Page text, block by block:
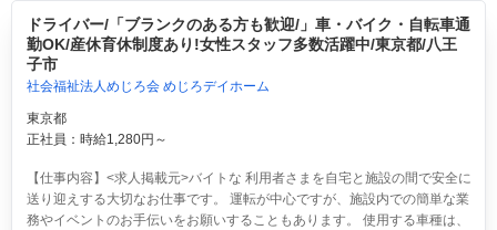
ドライバー/「ブランクのある方も歓迎/」車・バイク・自転車通
勤OK/産休育休制度あり!女性スタッフ多数活躍中/東京都/八王
子市
社会福祉法人めじろ会 めじろデイホーム
東京都
正社員：時給1,280円～
【仕事内容】<求人掲載元>バイトな 利用者さまを自宅と施設の間で安全に
送り迎えする大切なお仕事です。 運転が中心ですが、施設内での簡単な業
務やイベントのお手伝いをお願いすることもあります。 使用する車種は、